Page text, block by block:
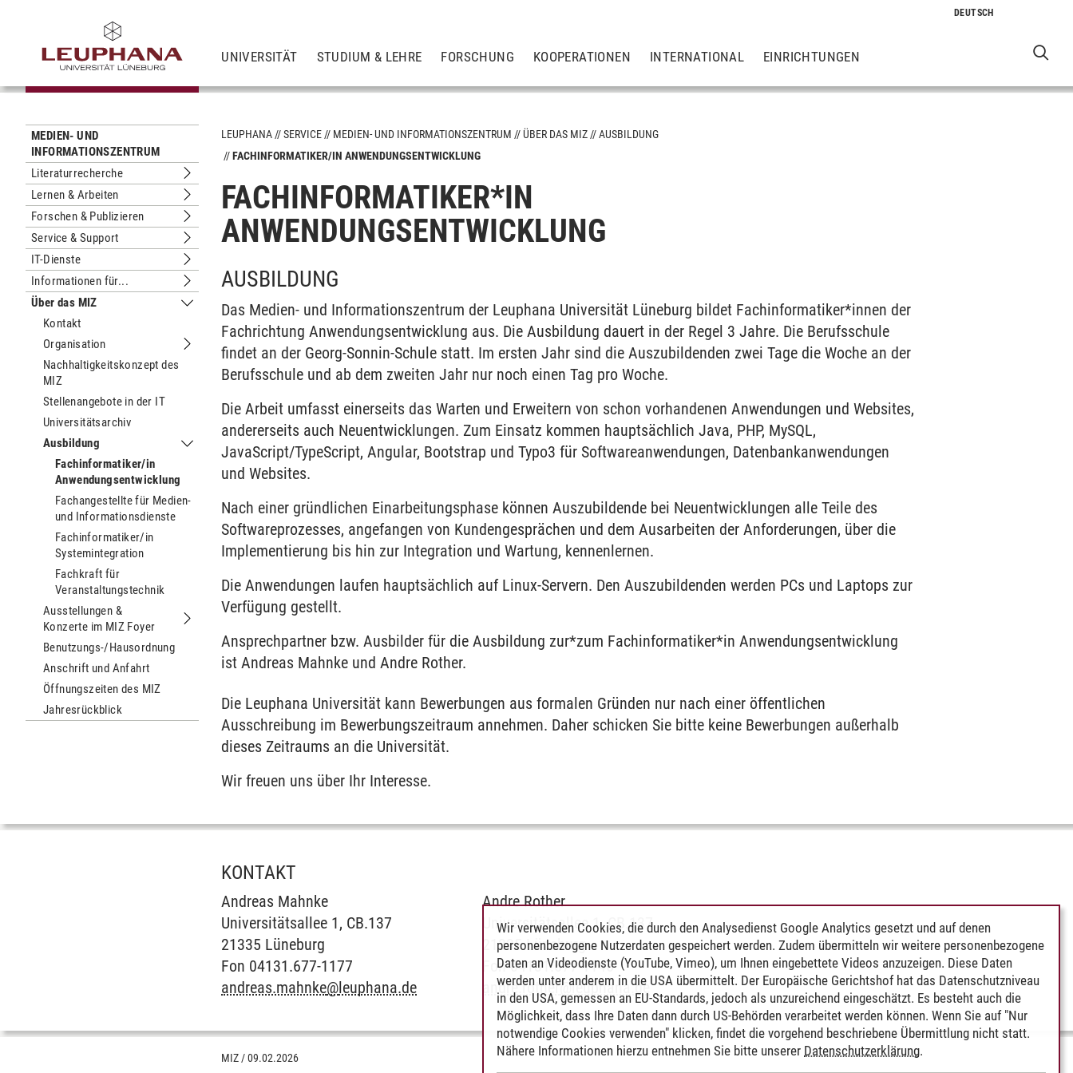
UNIVERSITÄT STUDIUM & LEHRE FORSCHUNG KOOPERATIONEN INTERNATIONAL EINRICHTUNGEN
MEDIEN- UND
INFORMATIONSZENTRUM
Literaturrecherche
Untermenu Literaturrecherche
Lernen & Arbeiten
Untermenu Lernen & Arbeiten
Forschen & Publizieren
Untermenu Forschen & Publizieren
Service & Support
Untermenu Service & Support
IT-Dienste
Untermenu IT-Dienste
Informationen für...
Untermenu Informationen für...
Über das MIZ
Untermenu Über das MIZ
Kontakt
Organisation
Untermenu Organisation
Nachhaltigkeitskonzept des
MIZ
Stellenangebote in der IT
Universitätsarchiv
Ausbildung
Untermenu Ausbildung
Fachinformatiker/in
Anwendungsentwicklung
Fachangestellte für Medien-
und Informationsdienste
Fachinformatiker/in
Systemintegration
Fachkraft für
Veranstaltungstechnik
Ausstellungen &
Konzerte im MIZ Foyer
Untermenu Ausstellungen & Konzerte im MIZ Foyer
Benutzungs-/Hausordnung
Anschrift und Anfahrt
Öffnungszeiten des MIZ
Jahresrückblick
LEUPHANA SERVICE MEDIEN- UND INFORMATIONSZENTRUM ÜBER DAS MIZ
AUSBILDUNG
FACHINFORMATIKER/IN ANWENDUNGSENTWICKLUNG
FACHINFORMATIKER*IN
ANWENDUNGSENTWICKLUNG
AUSBILDUNG
Das Medien- und Informationszentrum der Leuphana Universität Lüneburg bildet Fachinformatiker*innen der
Fachrichtung Anwendungsentwicklung aus. Die Ausbildung dauert in der Regel 3 Jahre. Die Berufsschule
findet an der Georg-Sonnin-Schule statt. Im ersten Jahr sind die Auszubildenden zwei Tage die Woche an der
Berufsschule und ab dem zweiten Jahr nur noch einen Tag pro Woche.
Die Arbeit umfasst einerseits das Warten und Erweitern von schon vorhandenen Anwendungen und Websites,
andererseits auch Neuentwicklungen. Zum Einsatz kommen hauptsächlich Java, PHP, MySQL,
JavaScript/TypeScript, Angular, Bootstrap und Typo3 für Softwareanwendungen, Datenbankanwendungen
und Websites.
Nach einer gründlichen Einarbeitungsphase können Auszubildende bei Neuentwicklungen alle Teile des
Softwareprozesses, angefangen von Kundengesprächen und dem Ausarbeiten der Anforderungen, über die
Implementierung bis hin zur Integration und Wartung, kennenlernen.
Die Anwendungen laufen hauptsächlich auf Linux-Servern. Den Auszubildenden werden PCs und Laptops zur
Verfügung gestellt.
Ansprechpartner bzw. Ausbilder für die Ausbildung zur*zum Fachinformatiker*in Anwendungsentwicklung
ist Andreas Mahnke und Andre Rother.
Die Leuphana Universität kann Bewerbungen aus formalen Gründen nur nach einer öffentlichen
Ausschreibung im Bewerbungszeitraum annehmen. Daher schicken Sie bitte keine Bewerbungen außerhalb
dieses Zeitraums an die Universität.
Wir freuen uns über Ihr Interesse.
KONTAKT
Andreas Mahnke
Universitätsallee 1, CB.137
21335 Lüneburg
Fon 04131.677-1177
andreas.mahnke@leuphana.de
Andre Rother
Universitätsallee 1, CB.137
21335 Lüneburg
Fon 04131.677-1146
andre.rother@leuphana.de
MIZ /09.02.2026
Wir verwenden Cookies, die durch den Analysedienst Google Analytics gesetzt und auf denen
personenbezogene Nutzerdaten gespeichert werden. Zudem übermitteln wir weitere personenbezogene
Daten an Videodienste (YouTube, Vimeo), um Ihnen eingebettete Videos anzuzeigen. Diese Daten
werden unter anderem in die USA übermittelt. Der Europäische Gerichtshof hat das Datenschutzniveau
in den USA, gemessen an EU-Standards, jedoch als unzureichend eingeschätzt. Es besteht auch die
Möglichkeit, dass Ihre Daten dann durch US-Behörden verarbeitet werden können. Wenn Sie auf "Nur
notwendige Cookies verwenden" klicken, findet die vorgehend beschriebene Übermittlung nicht statt.
Nähere Informationen hierzu entnehmen Sie bitte unserer Datenschutzerklärung.